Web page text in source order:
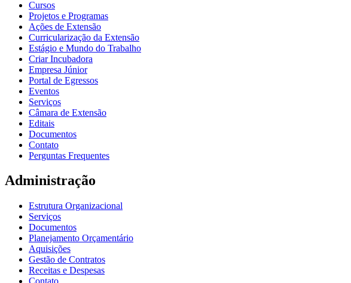
Cursos
Projetos e Programas
Ações de Extensão
Curricularização da Extensão
Estágio e Mundo do Trabalho
Criar Incubadora
Empresa Júnior
Portal de Egressos
Eventos
Serviços
Câmara de Extensão
Editais
Documentos
Contato
Perguntas Frequentes
Administração
Estrutura Organizacional
Serviços
Documentos
Planejamento Orçamentário
Aquisições
Gestão de Contratos
Receitas e Despesas